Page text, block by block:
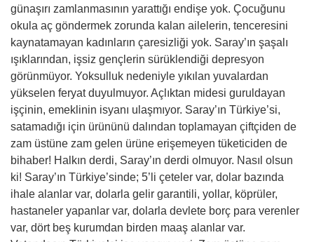
günaşırı zamlanmasının yarattığı endişe yok. Çocuğunu
okula aç göndermek zorunda kalan ailelerin, tenceresini
kaynatamayan kadınların çaresizliği yok. Saray’ın şaşalı
ışıklarından, işsiz gençlerin sürüklendiği depresyon
görünmüyor. Yoksulluk nedeniyle yıkılan yuvalardan
yükselen feryat duyulmuyor. Açlıktan midesi guruldayan
işçinin, emeklinin isyanı ulaşmıyor. Saray’ın Türkiye’si,
satamadığı için ürününü dalından toplamayan çiftçiden de
zam üstüne zam gelen ürüne erişemeyen tüketiciden de
bihaber! Halkın derdi, Saray’ın derdi olmuyor. Nasıl olsun
ki! Saray’ın Türkiye’sinde; 5’li çeteler var, dolar bazında
ihale alanlar var, dolarla gelir garantili, yollar, köprüler,
hastaneler yapanlar var, dolarla devlete borç para verenler
var, dört beş kurumdan birden maaş alanlar var.